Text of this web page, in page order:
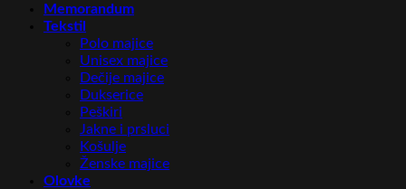
Memorandum
Tekstil
Polo majice
Unisex majice
Dečije majice
Dukserice
Peškiri
Jakne i prsluci
Košulje
Ženske majice
Olovke